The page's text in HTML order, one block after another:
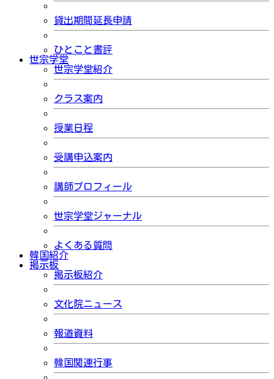
貸出期間延長申請
ひとこと書評
世宗学堂
世宗学堂紹介
クラス案内
授業日程
受講申込案内
講師プロフィール
世宗学堂ジャーナル
よくある質問
韓国紹介
掲示板
掲示板紹介
文化院ニュース
報道資料
韓国関連行事